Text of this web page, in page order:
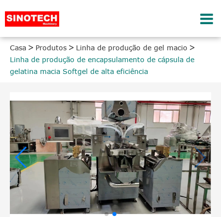
Casa Produtos
Linha de produção de gel macio
Linha de produção de encapsulamento de cápsula de
gelatina macia Softgel de alta eficiência